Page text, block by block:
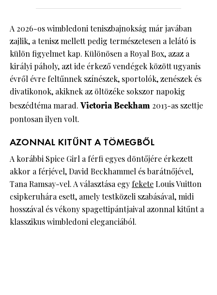
A 2026-os wimbledoni teniszbajnokság már javában
zajlik, a tenisz mellett pedig természetesen a lelátó is
külön figyelmet kap. Különösen a Royal Box, azaz a
királyi páholy, azt ide érkező vendégek között ugyanis
évről évre feltűnnek színészek, sportolók, zenészek és
divatikonok, akiknek az öltözéke sokszor napokig
beszédtéma marad.Victoria Beckham 2013-as szettje
pontosan ilyen volt.
AZONNAL KITŰNT A TÖMEGBŐL
A korábbi Spice Girl a férfi egyes döntőjére érkezett
akkor a férjével, David Beckhammel és barátnőjével,
Tana Ramsay-vel. A választása egy feketeLouis Vuitton
csipkeruhára esett, amely testközeli szabásával, midi
hosszával és vékony spagettipántjaival azonnal kitűnt a
klasszikus wimbledoni eleganciából.